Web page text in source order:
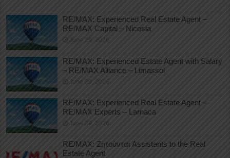
RE/MAX: Experienced Real Estate Agent –
RE/MAX Capital – Nicosia
June 29, 2026
RE/MAX: Experienced Estate Agent with Salary
– RE/MAX Alliance – Limassol
June 29, 2026
RE/MAX: Experienced Real Estate Agent –
RE/MAX Experts – Larnaca
June 29, 2026
RE/MAX: Ζητούνται Assistants to the Real
Estate Agent